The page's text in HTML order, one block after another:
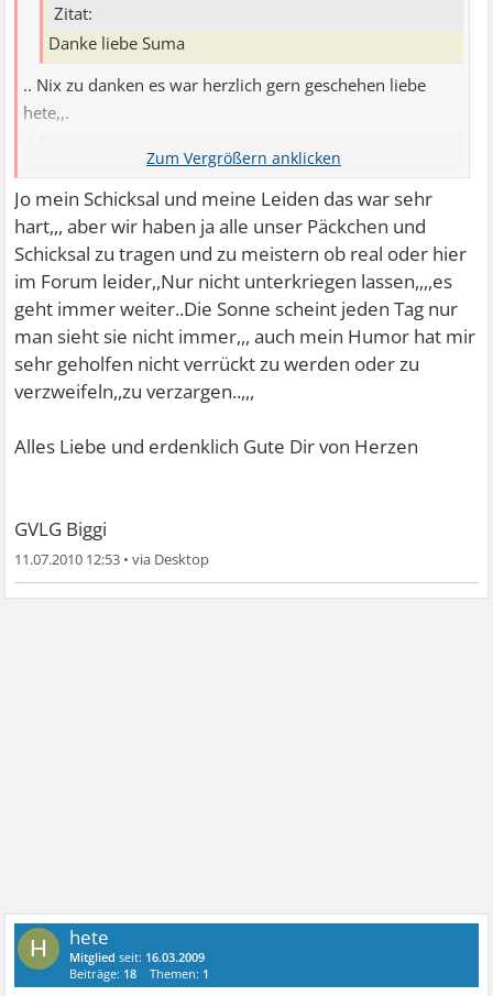
Zitat:
Danke liebe Suma
.. Nix zu danken es war herzlich gern geschehen liebe
hete,,.
das wäre toll wenn de mir ab u an Tips geben könntest
. Soweit ich kann gerne,,
Zitat:
Also ich nehme L-Thyrox 100 ansonsten
Magnesium,Calcium.Gestern hab ich dank Deinem Rat
mit Zink angefangen,habe das Gefühl dass es jetzt
schon was hilft
ist,aber freue mich bebenso,dass Du so stark bist.Ganz
liebe grüsse
Jo mein Schicksal und meine Leiden das war sehr
hart,,, aber wir haben ja alle unser Päckchen und
Schicksal zu tragen und zu meistern ob real oder hier
im Forum leider,,Nur nicht unterkriegen lassen,,,,es
geht immer weiter..Die Sonne scheint jeden Tag nur
man sieht sie nicht immer,,, auch mein Humor hat mir
sehr geholfen nicht verrückt zu werden oder zu
verzweifeln,,zu verzargen..,,,
Alles Liebe und erdenklich Gute Dir von Herzen
GVLG Biggi
11.07.2010 12:53 •
H hete
Mitglied seit: 16.03.2009
Beiträge: 18 Themen: 1